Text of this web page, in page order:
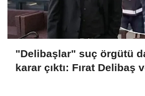
"Delibaşlar" suç örgütü
karar çıktı: Fırat Delibaş